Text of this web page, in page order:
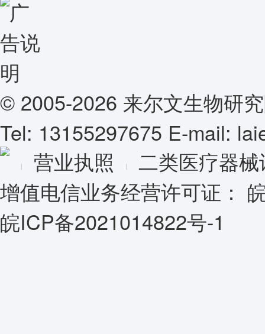
© 2005-2026 来尔文生物研
Tel: 13155297675 E-mail:
营业执照
二类医疗器
增值电信业务经营许可证：
皖ICP备2021014822号-1